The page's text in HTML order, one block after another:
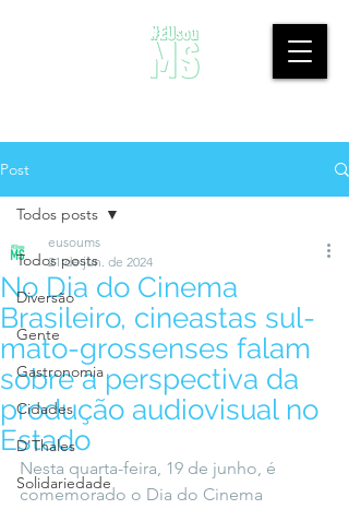
Post
Todos posts
Diversão
Gente
Gastronomia
Cidades
D'Thales
Solidariedade
Todos posts
No Dia do Cinema
Brasileiro, cineastas sul-
mato-grossenses falam
sobre a perspectiva da
produção audiovisual no
Estado
eusoums
21 de jun. de 2024
Nesta quarta-feira, 19 de junho, é
comemorado o Dia do Cinema